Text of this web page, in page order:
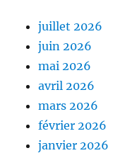
juillet 2026
juin 2026
mai 2026
avril 2026
mars 2026
février 2026
janvier 2026